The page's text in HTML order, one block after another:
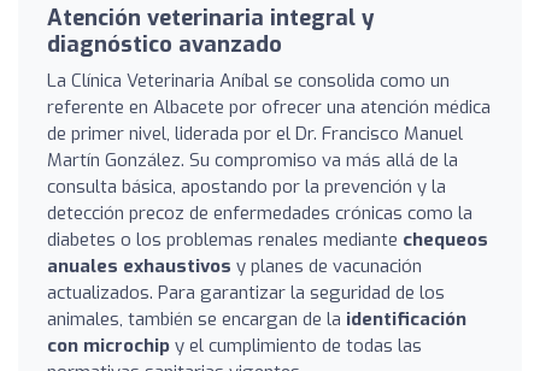
Atención veterinaria integral y
diagnóstico avanzado
La Clínica Veterinaria Aníbal se consolida como un
referente en Albacete por ofrecer una atención médica
de primer nivel, liderada por el Dr. Francisco Manuel
Martín González. Su compromiso va más allá de la
consulta básica, apostando por la prevención y la
detección precoz de enfermedades crónicas como la
diabetes o los problemas renales mediante chequeos
anuales exhaustivos y planes de vacunación
actualizados. Para garantizar la seguridad de los
animales, también se encargan de la identificación
con microchip y el cumplimiento de todas las